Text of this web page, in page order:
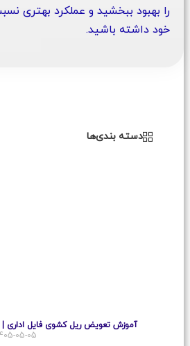
را بهبود ببخشید و عملکرد بهتری
خود داشته باشید.
دسته بندی‌ها
آموزش تعویض ریل کشوی فایل اداری |
05-05